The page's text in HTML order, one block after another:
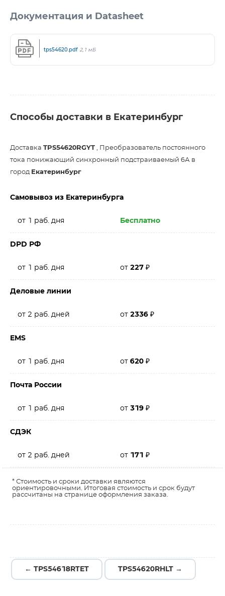
Документация и Datasheet
tps54620.pdf 2,1 мБ
Способы доставки в Екатеринбург
Доставка TPS54620RGYT , Преобразователь постоянного
тока понижающий синхронный подстраиваемый 6А в
город Екатеринбург
Самовывоз из Екатеринбурга
от 1 раб. дня Бесплатно
DPD РФ
от 1 раб. дня от 227 ₽
Деловые линии
от 2 раб. дней от 2336 ₽
EMS
от 1 раб. дня от 620 ₽
Почта России
от 1 раб. дня от 319 ₽
СДЭК
от 2 раб. дней от 171 ₽
* Стоимость и сроки доставки являются
ориентировочными. Итоговая стоимость и срок будут
рассчитаны на странице оформления заказа.
← TPS54618RTET TPS54620RHLT →